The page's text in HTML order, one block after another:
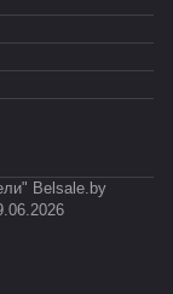
Belsale.by